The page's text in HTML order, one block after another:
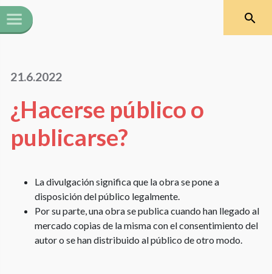
21.6.2022
¿Hacerse público o
publicarse?
La divulgación significa que la obra se pone a
disposición del público legalmente.
Por su parte, una obra se publica cuando han llegado al
mercado copias de la misma con el consentimiento del
autor o se han distribuido al público de otro modo.